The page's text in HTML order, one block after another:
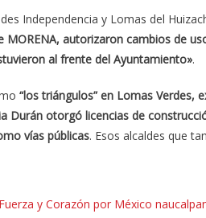
Independencia y Lomas del
MORENA, autorizaron cambios de
al frente del Ayuntamiento».
“los triángulos” en Lomas Verdes,
Durán otorgó licencias de
vías públicas. Esos alcaldes que
Fuerza y Corazón por México